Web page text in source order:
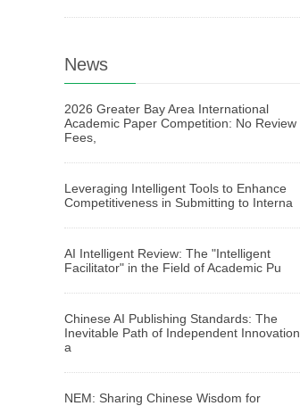
News
2026 Greater Bay Area International
Academic Paper Competition: No Review
Fees,
Leveraging Intelligent Tools to Enhance
Competitiveness in Submitting to Interna
AI Intelligent Review: The "Intelligent
Facilitator" in the Field of Academic Pu
Chinese AI Publishing Standards: The
Inevitable Path of Independent Innovation
a
NEM: Sharing Chinese Wisdom for